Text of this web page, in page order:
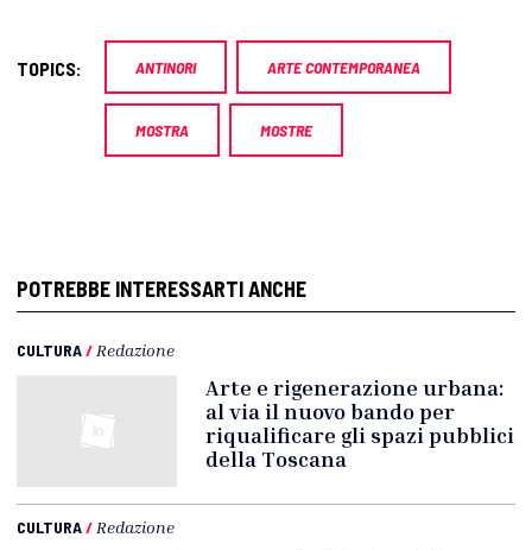
TOPICS: ANTINORI ARTE CONTEMPORANEA
MOSTRA MOSTRE
POTREBBE INTERESSARTI ANCHE
CULTURA/Redazione
Arte e rigenerazione urbana:
al via il nuovo bando per
riqualificare gli spazi pubblici
della Toscana
CULTURA/Redazione